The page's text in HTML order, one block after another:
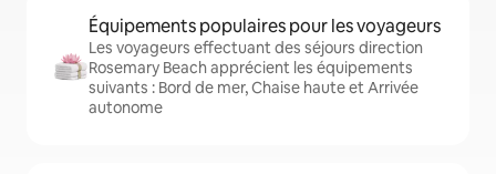
Équipements populaires pour les voyageurs
Les voyageurs effectuant des séjours direction
Rosemary Beach apprécient les équipements
suivants : Bord de mer, Chaise haute et Arrivée
autonome